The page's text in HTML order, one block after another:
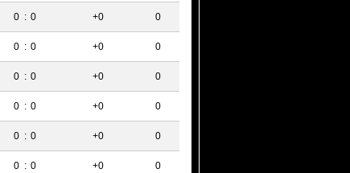
0 : 0 +0 0
0 : 0 +0 0
0 : 0 +0 0
0 : 0 +0 0
0 : 0 +0 0
0 : 0 +0 0